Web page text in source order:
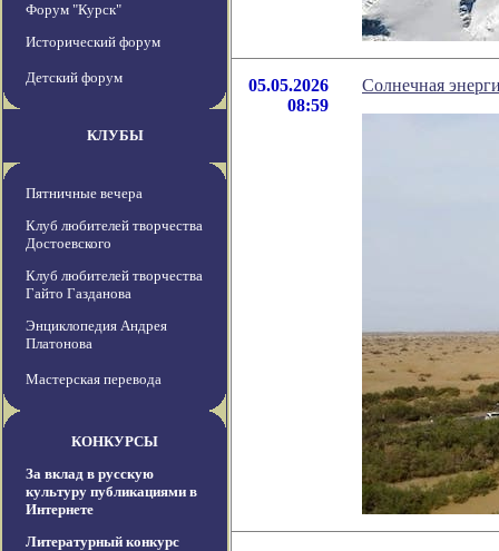
Форум "Курск"
Исторический форум
Детский форум
КЛУБЫ
Пятничные вечера
Клуб любителей творчества
Достоевского
Клуб любителей творчества
Гайто Газданова
Энциклопедия Андрея
Платонова
Мастерская перевода
КОНКУРСЫ
За вклад в русскую
культуру публикациями в
Интернете
Литературный конкурс
05.05.2026
08:59
Солнечная